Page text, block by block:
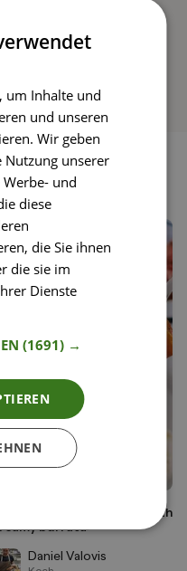
Speichern
Confit Marille ( Apricots) with
burrata
Daniel Valovis
um Inhalte und
und unseren
Wir geben
unserer
und
diese
die Sie ihnen
die sie im
Dienste
(1691) →